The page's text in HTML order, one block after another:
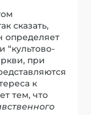
сказать,
определяет
“культово-
при
к
тем, что